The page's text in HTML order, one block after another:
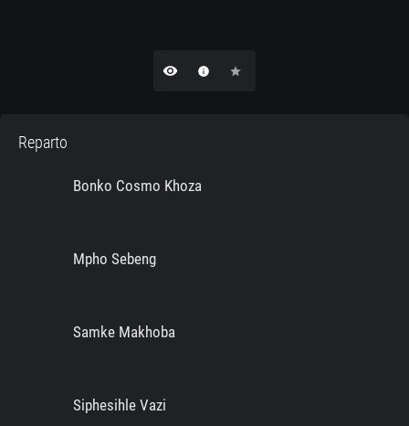
remove_red_eye info star
Reparto
Bonko Cosmo Khoza
Mpho Sebeng
Samke Makhoba
Siphesihle Vazi